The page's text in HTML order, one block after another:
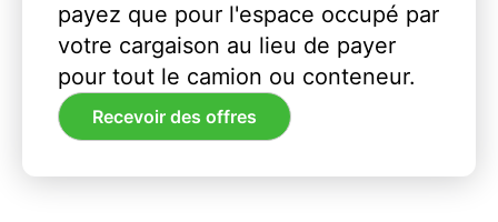
payez que pour l'espace occupé par
votre cargaison au lieu de payer
pour tout le camion ou conteneur.
Recevoir des offres